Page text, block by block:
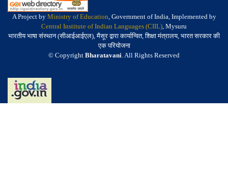
A Project by Ministry of Education, Government of India, Implemented by
Central Institute of Indian Languages (CIIL), Mysuru
भारतीय भाषा संस्थान (सीआईआईएल), मैसूर द्वारा कार्यान्वित, शिक्षा मंत्रालय, भारत सरकार की
एक परियोजना
© Copyright Bharatavani. All Rights Reserved